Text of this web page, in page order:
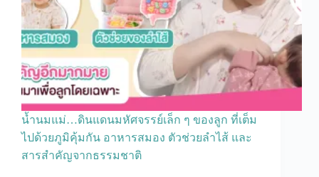
น้ำนมแม่…ดินแดนมหัศจรรย์เล็ก ๆ ของลูก ที่เต็ม
ไปด้วยภูมิคุ้มกัน อาหารสมอง ตัวช่วยลำไส้ และ
สารสำคัญจากธรรมชาติ